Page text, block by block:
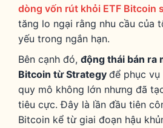
dòng vốn rút khỏi ETF Bitcoin
tăng lo ngại rằng nhu cầu của
yếu trong ngắn hạn.
Bên cạnh đó, động thái bán ra
Bitcoin từ Strategy để phục
quy mô không lớn nhưng đã
tiêu cực. Đây là lần đầu tiên
Bitcoin kể từ giai đoạn hậu